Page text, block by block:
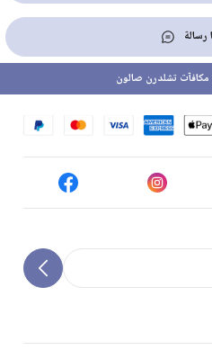
رسالة
مكافآت تشلدرن صالون